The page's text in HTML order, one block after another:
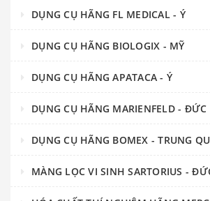
DỤNG CỤ HÃNG FL MEDICAL - Ý
DỤNG CỤ HÃNG BIOLOGIX - MỸ
DỤNG CỤ HÃNG APATACA - Ý
DỤNG CỤ HÃNG MARIENFELD - ĐỨC
DỤNG CỤ HÃNG BOMEX - TRUNG
MÀNG LỌC VI SINH SARTORIUS -